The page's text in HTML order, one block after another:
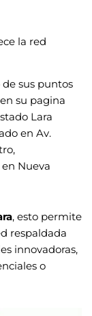
la red
sus puntos
su pagina
Lara
en Av.
Nueva
, esto permite
respaldada
innovadoras,
o